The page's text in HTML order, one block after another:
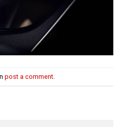
post a comment